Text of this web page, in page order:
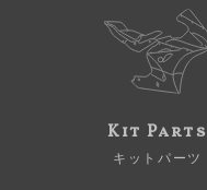
Kit Parts
キットパーツ